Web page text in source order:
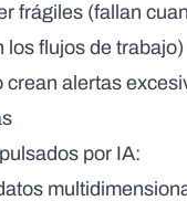
frágiles (fallan
los flujos de trabajo)
crean alertas
por IA: